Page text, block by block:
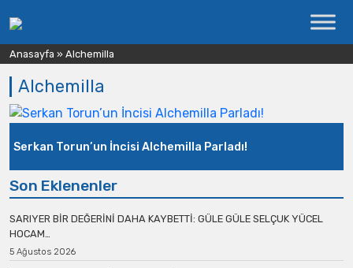
Anasayfa » Alchemilla
Alchemilla
Serkan Torun’un İncisi Alchemilla Parladı!
Son Eklenenler
SARIYER BİR DEĞERİNİ DAHA KAYBETTİ: GÜLE GÜLE SELÇUK YÜCEL
HOCAM…
5 Ağustos 2026